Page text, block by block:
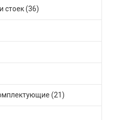
стоек (36)
(21)